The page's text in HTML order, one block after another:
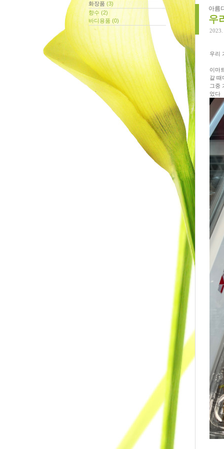
받은 트랙백
화장품 (3)
향수 (2)
바디용품 (0)
아름
우
우리
이마
갈 때
그중
었다